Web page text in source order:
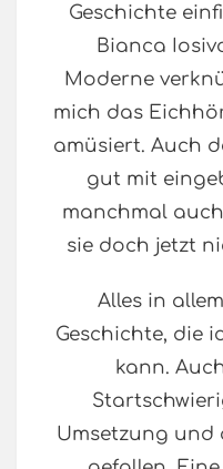
Geschichte
Bianca
Moderne
mich das
amüsiert. Auch
gut mit
manchmal
sie doch jetzt
Alles in
Geschichte, die
kann.
Umsetzung und